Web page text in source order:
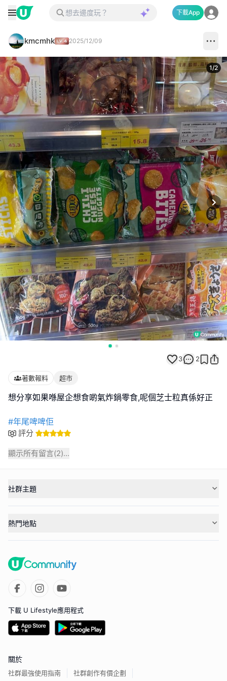
下載App
kmcmhk 2025/12/09
1/2
3 2
著數報料 超市
想分享如果喺屋企想食啲氣炸鍋零食,呢個芝士粒真係好正
#年尾啤啤佢
評分
顯示所有留言(2)...
社群主題
熱門地點
下載 U Lifestyle應用程式
關於
社群最強使用指南 社群創作有價企劃